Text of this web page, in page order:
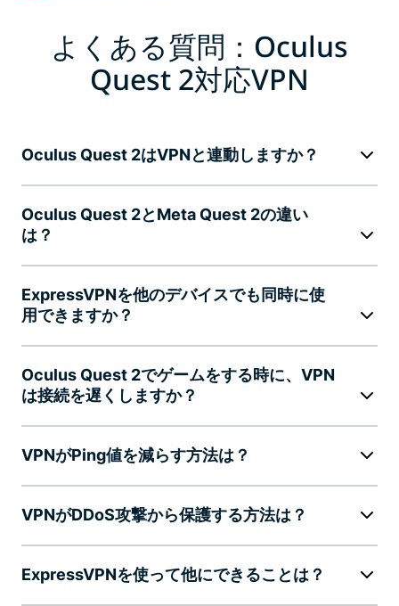
よくある質問：Oculus
Quest 2対応VPN
Oculus Quest 2はVPNと連動しますか？
Oculus Quest 2とMeta Quest 2の違い
は？
ExpressVPNを他のデバイスでも同時に使
用できますか？
Oculus Quest 2でゲームをする時に、VPN
は接続を遅くしますか？
VPNがPing値を減らす方法は？
VPNがDDoS攻撃から保護する方法は？
ExpressVPNを使って他にできることは？